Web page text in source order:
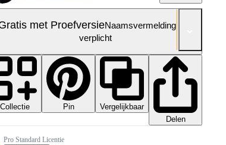
met ProefversieNaamsvermelding niet
verplicht
Collectie Pin
Vergelijkbaar
Delen
Pro Standard Licentie